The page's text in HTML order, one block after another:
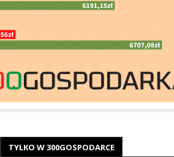
TYLKO W 300GOSPODARCE